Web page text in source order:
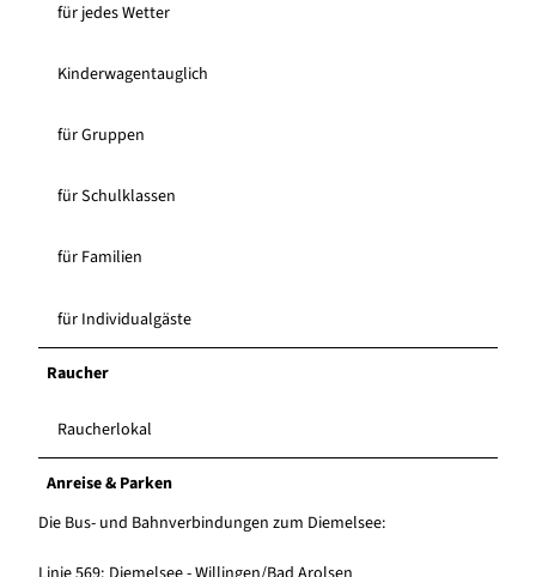
für jedes Wetter
Kinderwagentauglich
für Gruppen
für Schulklassen
für Familien
für Individualgäste
Raucher
Raucherlokal
Anreise & Parken
Die Bus- und Bahnverbindungen zum Diemelsee: